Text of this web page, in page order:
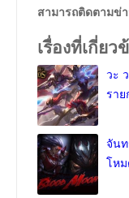
สามารถติดตามข่
เรื่องที่เกี่ยว
วะ
ราย
จันท
โหม